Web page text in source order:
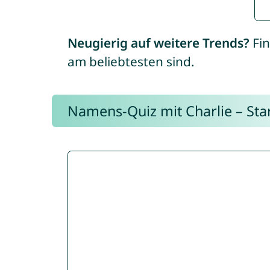
Neugierig auf weitere Trends?
am beliebtesten sind.
Namens-Quiz mit Charlie –